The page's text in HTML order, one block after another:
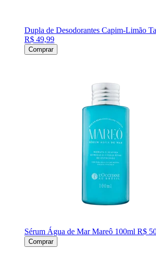
Dupla de Desodorantes Capim-Limão
R$ 49,99
Comprar
Sérum Água de Mar Mareô 100ml R$
Comprar